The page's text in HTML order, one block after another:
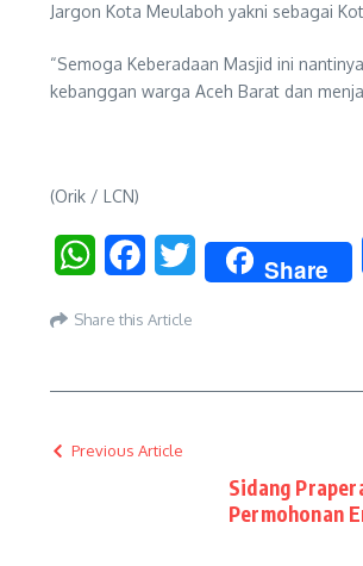
Jargon Kota Meulaboh yakni sebagai
“Semoga Keberadaan Masjid ini
kebanggan warga Aceh Barat dan
(Orik / LCN)
WhatsAppFacebookTwitter Share
Share this Article
Previous Article
Sidang
Permohonan